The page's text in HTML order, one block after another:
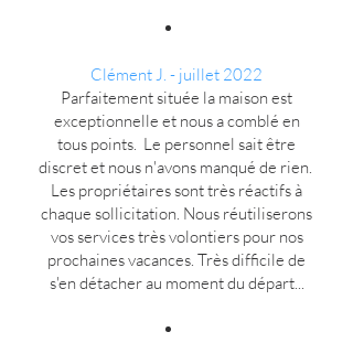
Clément J. - juillet 2022
Parfaitement située la maison est
exceptionnelle et nous a comblé en
tous points. Le personnel sait être
discret et nous n'avons manqué de rien.
Les propriétaires sont très réactifs à
chaque sollicitation. Nous réutiliserons
vos services très volontiers pour nos
prochaines vacances. Très difficile de
s'en détacher au moment du départ...